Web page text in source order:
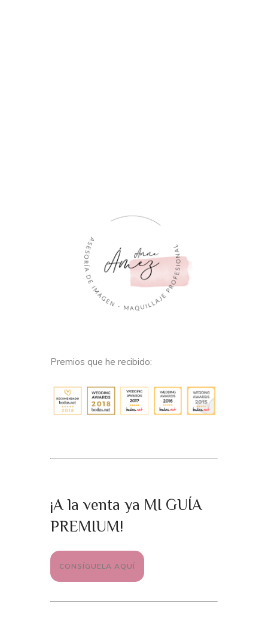
Premios que he recibido:
¡A la venta ya MI GUÍA
PREMIUM!
CONSÍGUELA AQUÍ